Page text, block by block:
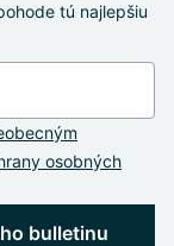
tú najlepšiu
osobných
bulletinu